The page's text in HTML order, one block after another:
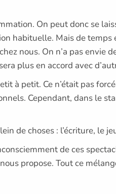
On peut donc se
habituelle. Mais de temps
nous. On n’a pas envie
plus en accord avec
à petit. Ce n’était pas
Cependant, dans le
de choses : l’écriture, le
de ces
propose. Tout ce